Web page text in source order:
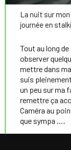
La nuit sur
journée en
Tout au long
observer
mettre dans
suis
un peu sur ma
remettre ça
Caméra au
que sympa ….